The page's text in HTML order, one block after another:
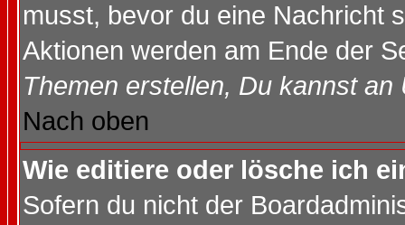
musst, bevor du eine Nachricht
Aktionen werden am Ende der
Themen erstellen, Du kannst
Nach oben
Wie editiere oder lösche ich
Sofern du nicht der